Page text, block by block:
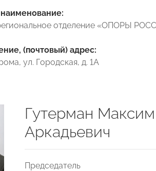
отделение «ОПОРЫ
(почтовый) адрес:
ул. Городская, д. 1А
Гутерман Максим
Аркадьевич
Председатель